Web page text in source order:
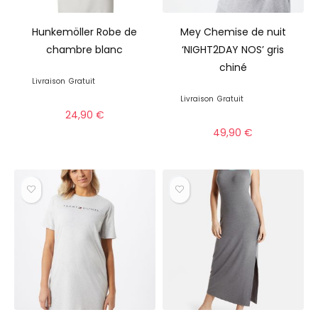
Hunkemöller Robe de
chambre blanc
Livraison Gratuit
24,90 €
Mey Chemise de nuit
‘NIGHT2DAY NOS’ gris
chiné
Livraison Gratuit
49,90€